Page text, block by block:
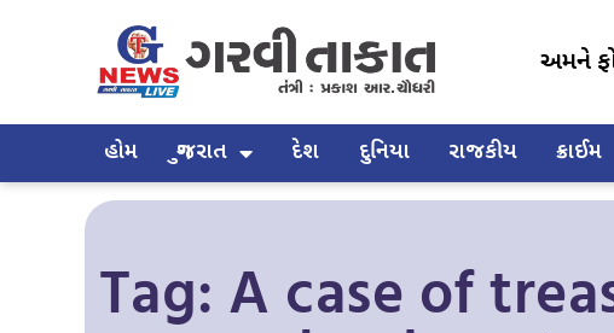
અમને
હોમ ગુજરાત દેશ દુનિયા રાજકીય ક્રાઈમ
Tag: A case of